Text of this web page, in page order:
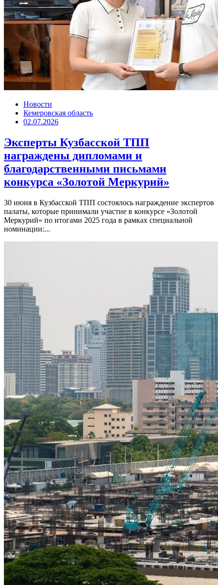
Новости
Кемеровская область
02.07.2026
Эксперты Кузбасской ТПП
награждены дипломами и
благодарственными письмами
конкурса «Золотой Меркурий»
30 июня в Кузбасской ТПП состоялось награждение экспертов
палаты, которые принимали участие в конкурсе «Золотой
Меркурий» по итогами 2025 года в рамках специальной
номинации:...